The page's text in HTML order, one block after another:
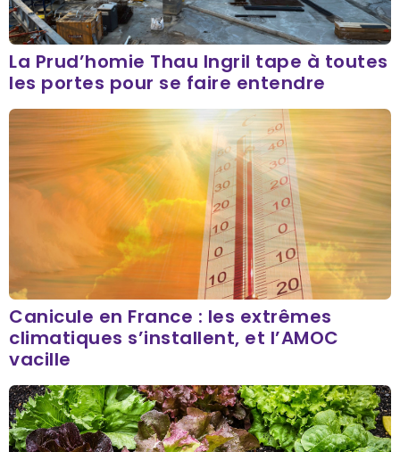
La Prud’homie Thau Ingril tape à toutes
les portes pour se faire entendre
Canicule en France : les extrêmes
climatiques s’installent, et l’AMOC
vacille